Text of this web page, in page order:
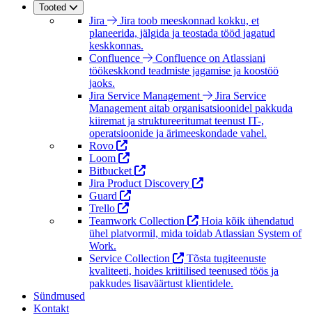
Tooted
Jira
Jira toob meeskonnad kokku, et
planeerida, jälgida ja teostada tööd jagatud
keskkonnas.
Confluence
Confluence on Atlassiani
töökeskkond teadmiste jagamise ja koostöö
jaoks.
Jira Service Management
Jira Service
Management aitab organisatsioonidel pakkuda
kiiremat ja struktureeritumat teenust IT-,
operatsioonide ja ärimeeskondade vahel.
Rovo
Loom
Bitbucket
Jira Product Discovery
Guard
Trello
Teamwork Collection
Hoia kõik ühendatud
ühel platvormil, mida toidab Atlassian System of
Work.
Service Collection
Tõsta tugiteenuste
kvaliteeti, hoides kriitilised teenused töös ja
pakkudes lisaväärtust klientidele.
Sündmused
Kontakt